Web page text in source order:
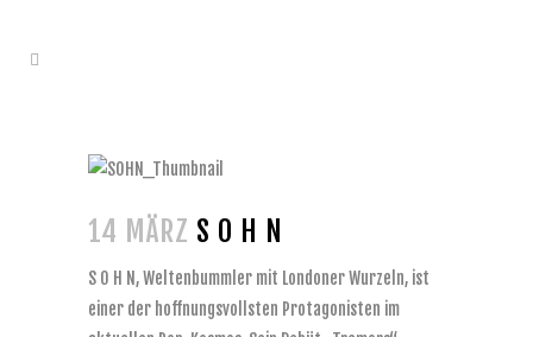
14 MÄRZ S O H N
S O H N, Weltenbummler mit Londoner Wurzeln, ist
einer der hoffnungsvollsten Protagonisten im